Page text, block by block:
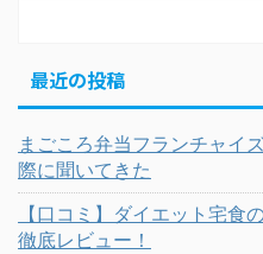
最近の投稿
まごころ弁当フランチャイ
際に聞いてきた
【口コミ】ダイエット宅食
徹底レビュー！